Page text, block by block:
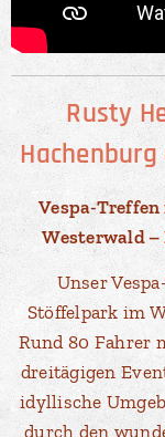
Rusty
Vespa-
Westerwald –
Unser
Stöffelpark im
Rund 80 Fahrer
dreitägigen
idyllische
durch den